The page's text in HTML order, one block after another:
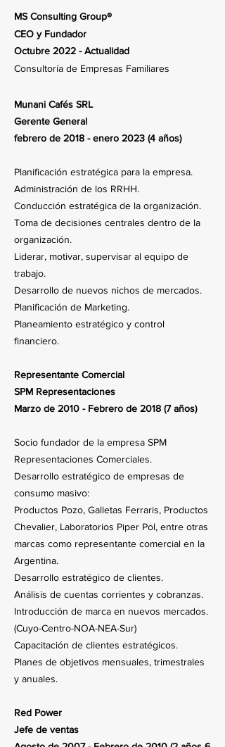
MS Consulting Group®
CEO y Fundador
Octubre 2022 - Actualidad
Consultoría de Empresas Familiares
Munani Cafés SRL
Gerente General
febrero de 2018 - enero 2023 (4 años)
Planificación estratégica para la empresa.
Administración de los RRHH.
Conducción estratégica de la organización.
Toma de decisiones centrales dentro de la
organización.
Liderar, motivar, supervisar al equipo de
trabajo.
Desarrollo de nuevos nichos de mercados.
Planificación de Marketing.
Planeamiento estratégico y control
financiero.
Representante Comercial
SPM Representaciones
Marzo de 2010 - Febrero de 2018 (7 años)
Socio fundador de la empresa SPM
Representaciones Comerciales.
Desarrollo estratégico de empresas de
consumo masivo:
Productos Pozo, Galletas Ferraris, Productos
Chevalier, Laboratorios Piper Pol, entre otras
marcas como representante comercial en la
Argentina.
Desarrollo estratégico de clientes.
Análisis de cuentas corrientes y cobranzas.
Introducción de marca en nuevos mercados.
(Cuyo-Centro-NOA-NEA-Sur)
Capacitación de clientes estratégicos.
Planes de objetivos mensuales, trimestrales
y anuales.
Red Power
Jefe de ventas